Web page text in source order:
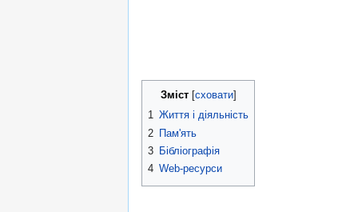
Зміст
1 Життя і діяльність
2 Пам'ять
3 Бібліографія
4 Web-ресурси